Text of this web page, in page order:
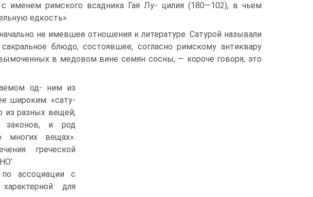
именем римского всадника Гая Лу- цилия (180—102), в чьем
едкость».
не имевшее от­ношения к литературе. Сатурой называли
блюдо, состоявшее, согласно римскому антиквару
в медовом вине семян сосны, — короче говоря, это
од- ним из
широким: «сату­
из разных вещей,
законов, и род
многих вещах».
греческой
ассоциации с
для